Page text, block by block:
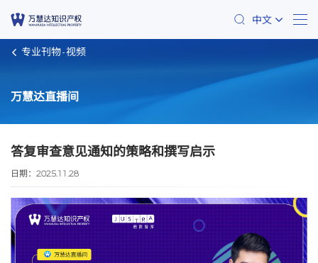
中文
专业刊物 视频
万慧达直播间
答复审查意见通知的策略和撰写启示
日期： 2025.11.28